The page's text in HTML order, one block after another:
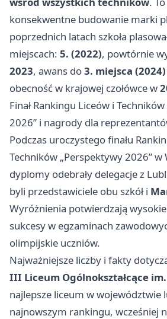
konsekwentne budowanie marki
poprzednich latach szkoła
miejscach: 5. (2022), powtórnie
2023, awans do3. miejsca (2024)
obecność w krajowej czołówce w
Finał Rankingu Liceów i
2026” i nagrody dla
Podczas uroczystego finału
Techników „Perspektywy 2026” w
dyplomy odebrały delegacje z
byli przedstawiciele obu szkół i
Wyróżnienia potwierdzają
sukcesy w egzaminach
olimpijskie uczniów.
Najważniejsze liczby i fakty
III Liceum Ogólnokształcące
najlepsze liceum w województwie
najnowszym rankingu, wcześniej